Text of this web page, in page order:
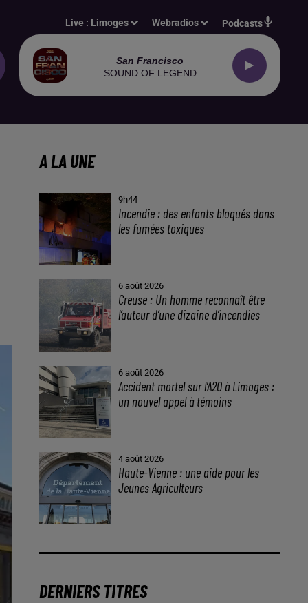
Live : Limoges Webradios Podcasts
San Francisco
SOUND OF LEGEND
A LA UNE
9h44
Incendie : des enfants bloqués dans
les fumées toxiques
6 août 2026
Creuse : Un homme reconnaît être
l’auteur d’une dizaine d’incendies
6 août 2026
Accident mortel sur l’A20 à Limoges :
un nouvel appel à témoins
4 août 2026
Haute-Vienne : une aide pour les
Jeunes Agriculteurs
DERNIERS TITRES